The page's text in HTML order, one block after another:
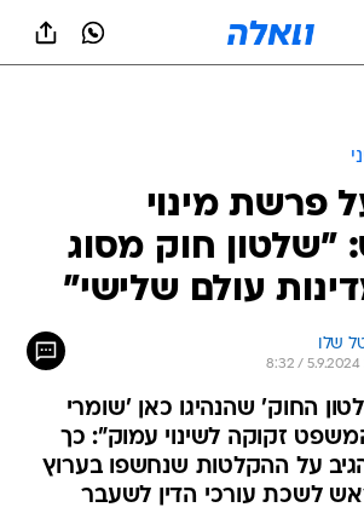
פרשת מינוי
"שלטון חוק מסוג
עולם שלישי"
שלו
החוק' שהנהיגו כאן 'שומרי
זקוקה לשינוי עמוק": כך
על ההקלטות שנחשפו בערוץ
לשכת עורכי הדין לשעבר